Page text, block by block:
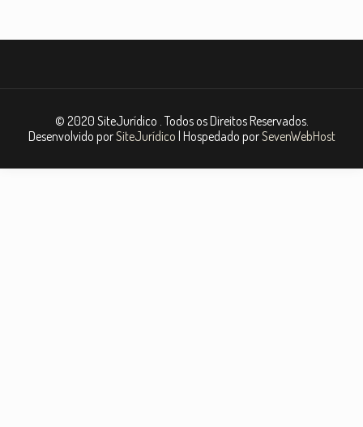
© 2020 SiteJurídico . Todos os Direitos Reservados.
Desenvolvido porSiteJurídico | Hospedado porSevenWebHost